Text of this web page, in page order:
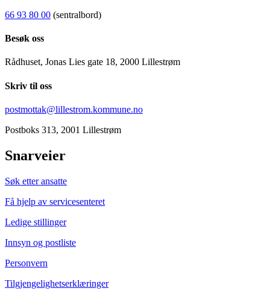
66 93 80 00 (sentralbord)
Besøk oss
Rådhuset, Jonas Lies gate 18, 2000 Lillestrøm
Skriv til oss
postmottak@lillestrom.kommune.no
Postboks 313, 2001 Lillestrøm
Snarveier
Søk etter ansatte
Få hjelp av servicesenteret
Ledige stillinger
Innsyn og postliste
Personvern
Tilgjengelighetserklæringer